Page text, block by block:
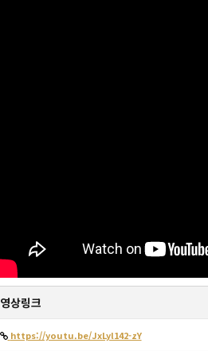
영상링크
https://youtu.be/JxLyl142-zY